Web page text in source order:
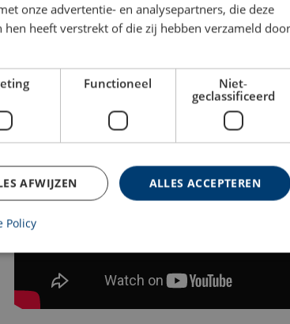
onze advertentie- en analysepartners, die deze
heeft verstrekt of die zij hebben verzameld door
Functioneel
Niet-
geclassificeerd
ALLES ACCEPTEREN
AFWIJZEN
Policy